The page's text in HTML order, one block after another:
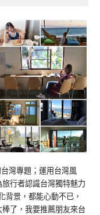
灣專題；運用台灣風
行者認識台灣獨特魅力
背景，都能心動不已，
了，我要推薦朋友來台